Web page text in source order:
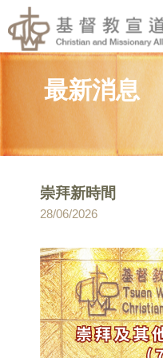
最新消息
崇拜新時間
28/06/2026